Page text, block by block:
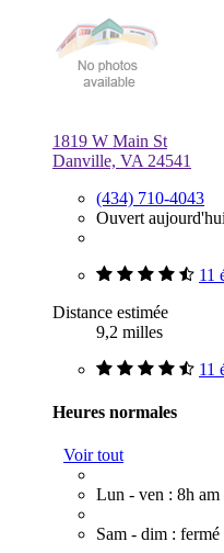
1819 W Main St
Danville, VA 24541
(434) 710-4043
Ouvert
11
Distance estimée
9,2 milles
11
Heures normales
Voir tout
Lun - ven : 8h am
Sam - dim : fermé